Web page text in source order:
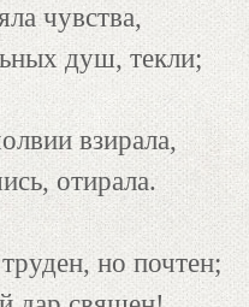
чувства,
душ, текли;
взирала,
отирала.
но почтен;